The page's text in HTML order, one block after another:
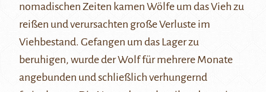
nomadischen Zeiten kamen Wölfe um das Vieh zu
reißen und verursachten große Verluste im
Viehbestand. Gefangen um das Lager zu
beruhigen, wurde der Wolf für mehrere Monate
angebunden und schließlich verhungernd